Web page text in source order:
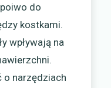
do
kostkami.
wpływają na
o narzędziach